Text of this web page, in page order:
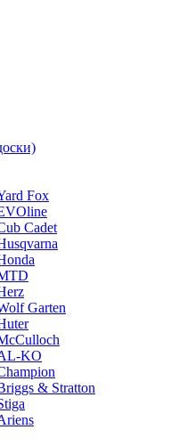
Fox
Cadet
Garten
KO
& Stratton